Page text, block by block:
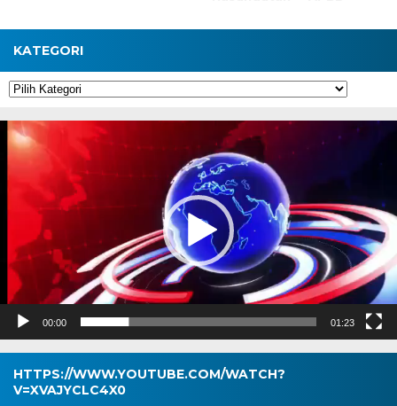
KATEGORI
Kategori
Pemutar
Video
00:00 01:23
HTTPS://WWW.YOUTUBE.COM/WATCH?
V=XVAJYCLC4X0